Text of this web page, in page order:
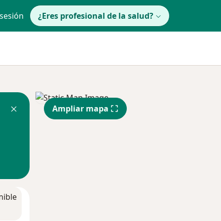
¿Eres profesional de la salud?
Ampliar mapa